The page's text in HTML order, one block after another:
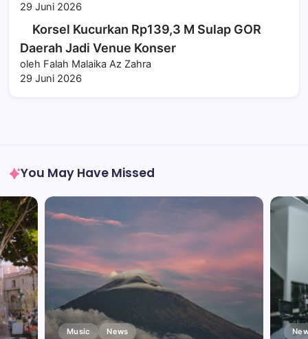
29 Juni 2026
Korsel Kucurkan Rp139,3 M Sulap GOR
Daerah Jadi Venue Konser
oleh Falah Malaika Az Zahra
29 Juni 2026
You May Have Missed
Music News